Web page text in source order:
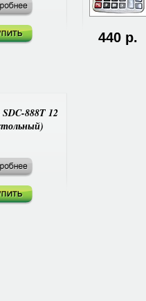
440 р.
888T 12